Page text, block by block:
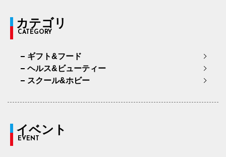
カテゴリ
CATEGORY
ギフト&フード
ヘルス&ビューティー
スクール&ホビー
イベント
EVENT